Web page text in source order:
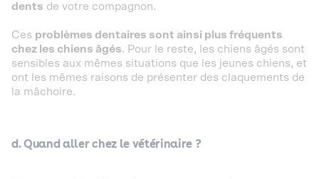
dents de votre compagnon.
Ces problèmes dentaires sont ainsi plus fréquents
chez les chiens âgés. Pour le reste, les chiens âgés sont
sensibles aux mêmes situations que les jeunes chiens, et
ont les mêmes raisons de présenter des claquements de
la mâchoire.
d. Quand aller chez le vétérinaire ?